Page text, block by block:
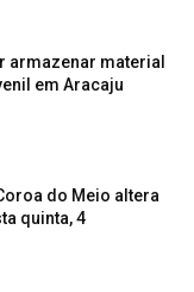
armazenar material
em Aracaju
do Meio altera
quinta, 4